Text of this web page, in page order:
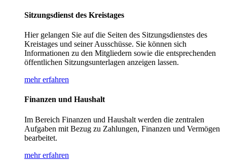
Sitzungsdienst des Kreistages
Hier gelangen Sie auf die Seiten des Sitzungsdienstes des
Kreistages und seiner Ausschüsse. Sie können sich
Informationen zu den Mitgliedern sowie die entsprechenden
öffentlichen Sitzungsunterlagen anzeigen lassen.
mehr erfahren
Finanzen und Haushalt
Im Bereich Finanzen und Haushalt werden die zentralen
Aufgaben mit Bezug zu Zahlungen, Finanzen und Vermögen
bearbeitet.
mehr erfahren